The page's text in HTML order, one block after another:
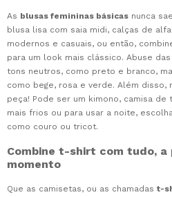
As blusas femininas básicas nunca
blusa lisa com saia midi, calças de
modernos e casuais, ou então,
para um look mais clássico. Abuse
tons neutros, como preto e branco,
como bege, rosa e verde. Além disso,
peça! Pode ser um kimono, camisa
mais frios ou para usar a noite,
como couro ou tricot.
Combine t-shirt com tudo, a
momento
Que as camisetas, ou as chamadas t-